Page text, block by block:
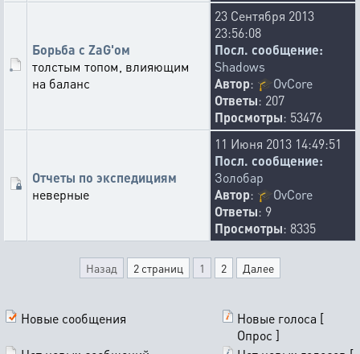
Борьба с ZaG'ом
толстым топом, влияющим
на баланс
23 Сентября 2013
23:56:08
Посл. сообщение:
Shadows
Автор: 🎓OvCore
Ответы: 207
Просмотры: 53476
Отчеты по экспедициям
неверные
11 Июня 2013 14:49:51
Посл. сообщение:
Золобар
Автор: 🎓OvCore
Ответы: 9
Просмотры: 8335
Назад 2 страниц 1 2 Далее
Новые сообщения
Новые голоса [
Опрос ]